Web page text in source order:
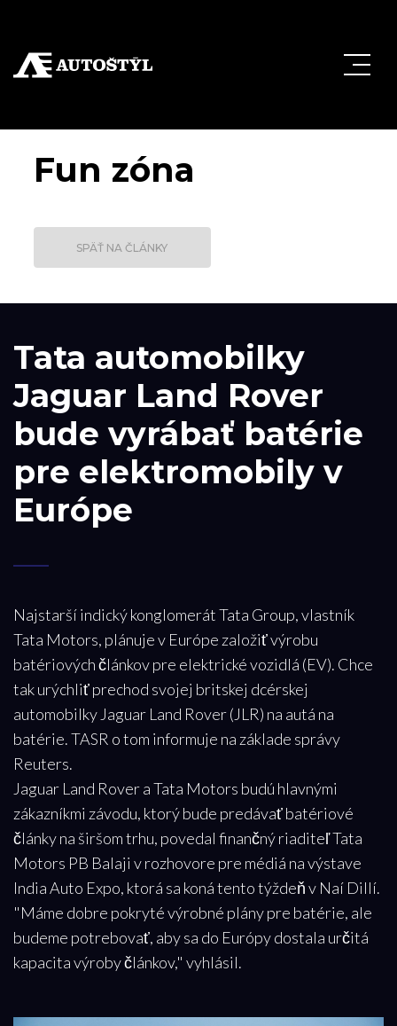
Fun zóna
SPÄŤ NA ČLÁNKY
Tata automobilky
Jaguar Land Rover
bude vyrábať batérie
pre elektromobily v
Európe
Najstarší indický konglomerát Tata Group, vlastník
Tata Motors, plánuje v Európe založiť výrobu
batériových článkov pre elektrické vozidlá (EV). Chce
tak urýchliť prechod svojej britskej dcérskej
automobilky Jaguar Land Rover (JLR) na autá na
batérie. TASR o tom informuje na základe správy
Reuters.
Jaguar Land Rover a Tata Motors budú hlavnými
zákazníkmi závodu, ktorý bude predávať batériové
články na širšom trhu, povedal finančný riaditeľ Tata
Motors PB Balaji v rozhovore pre médiá na výstave
India Auto Expo, ktorá sa koná tento týždeň v Naí Dillí.
"Máme dobre pokryté výrobné plány pre batérie, ale
budeme potrebovať, aby sa do Európy dostala určitá
kapacita výroby článkov," vyhlásil.